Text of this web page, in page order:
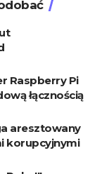
Raspberry Pi
łącznością
aresztowany
korupcyjnymi